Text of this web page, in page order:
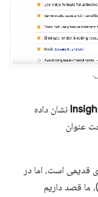
نشان داده
عنوان
است، اما در
نسخه ژوئن 2025 Lighthouse (احتمالاً 12.7)، ما قصد داریم